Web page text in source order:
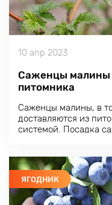
10 апр 2023
Саженцы малины
питомника
Саженцы малины, в
доставляются из
системой. Посадка
ЯГОДНИК